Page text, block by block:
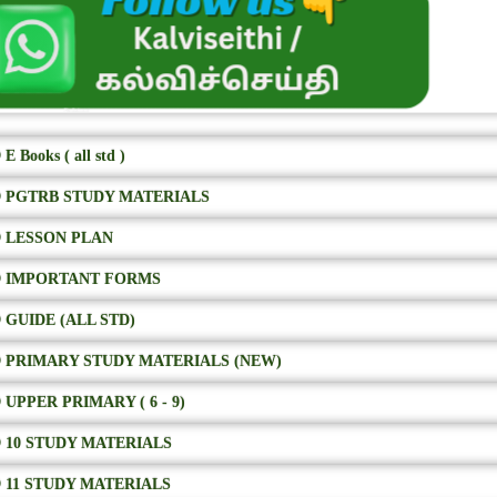
E Books ( all std )
PGTRB STUDY MATERIALS
LESSON PLAN
IMPORTANT FORMS
GUIDE (ALL STD)
PRIMARY STUDY MATERIALS (NEW)
UPPER PRIMARY ( 6 - 9)
10 STUDY MATERIALS
11 STUDY MATERIALS